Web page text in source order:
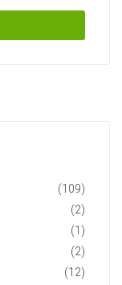
(109)
(2)
(1)
(2)
(12)